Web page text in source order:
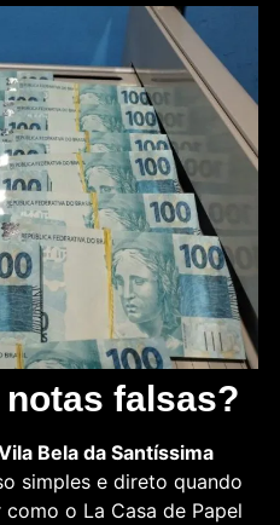
falsas?
Bela da Santíssima
simples e direto quando
o La Casa de Papel